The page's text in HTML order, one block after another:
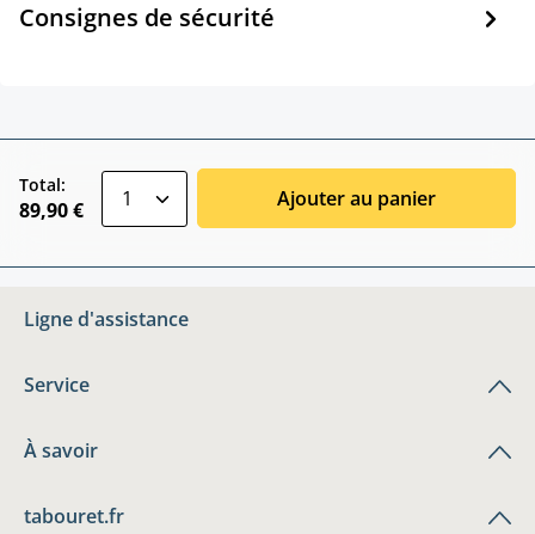
Consignes de sécurité
Total:
89,90 € Ajouter au panier
Ligne d'assistance
Service
À savoir
tabouret.fr